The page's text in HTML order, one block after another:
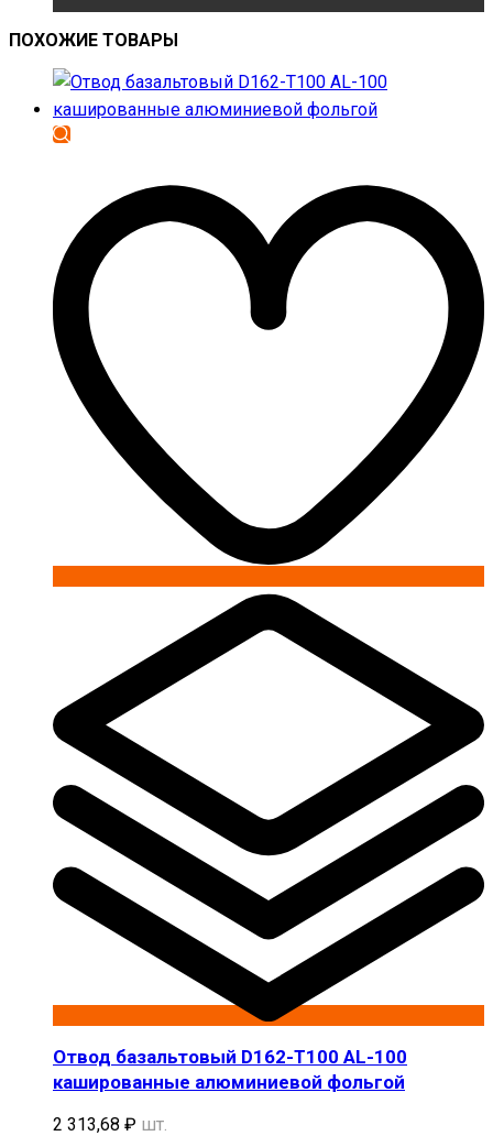
ПОХОЖИЕ ТОВАРЫ
Отвод базальтовый D162-T100 AL-100
кашированные алюминиевой фольгой
2 313,68 ₽ шт.